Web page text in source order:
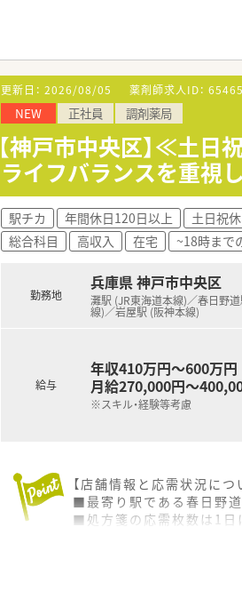
■総合薬剤師・調剤薬剤
■調剤併設型だけでなく
■在宅医療にも積極的取
■「プラチナくるみん認定
います
■充実した研修制度、人事
更新日： 2026/08/05 薬剤師求人ID：
NEW 正社員 調剤薬局
【神戸市中央区】≪土日
ライフバランスを重視
駅チカ 年間休日120日以上 土日祝
総合科目
高収入 在宅 ~18時まで
勤務地
兵庫県 神戸市中央区
灘駅 (JR東海道本線)／春日野
線)／岩屋駅 (阪神本線)
給与
年収410万円～600万円
月給270,000円～
※スキル・経験等考慮
【店舗情報と応需状況につ
■最寄り駅である春日野
■処方箋の応需枚数は1日